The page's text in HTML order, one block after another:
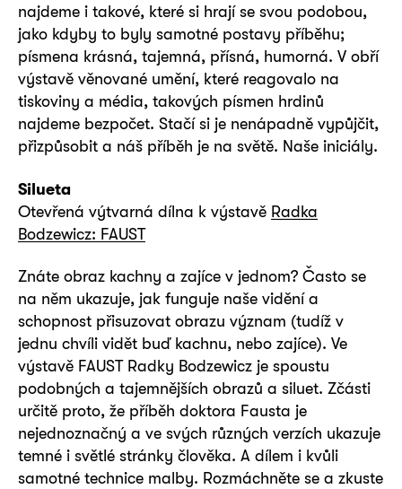
najdeme i takové, které si hrají se svou podobou,
jako kdyby to byly samotné postavy příběhu;
písmena krásná, tajemná, přísná, humorná. V obří
výstavě věnované umění, které reagovalo na
tiskoviny a média, takových písmen hrdinů
najdeme bezpočet. Stačí si je nenápadně vypůjčit,
přizpůsobit a náš příběh je na světě. Naše iniciály.
Silueta
Otevřená výtvarná dílna k výstavě Radka
Bodzewicz: FAUST
Znáte obraz kachny a zajíce v jednom? Často se
na něm ukazuje, jak funguje naše vidění a
schopnost přisuzovat obrazu význam (tudíž v
jednu chvíli vidět buď kachnu, nebo zajíce). Ve
výstavě FAUST Radky Bodzewicz je spoustu
podobných a tajemnějších obrazů a siluet. Zčásti
určitě proto, že příběh doktora Fausta je
nejednoznačný a ve svých různých verzích ukazuje
temné i světlé stránky člověka. A dílem i kvůli
samotné technice malby. Rozmáchněte se a zkuste